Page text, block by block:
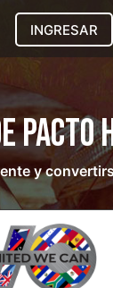
INGRESAR
Pacto
y